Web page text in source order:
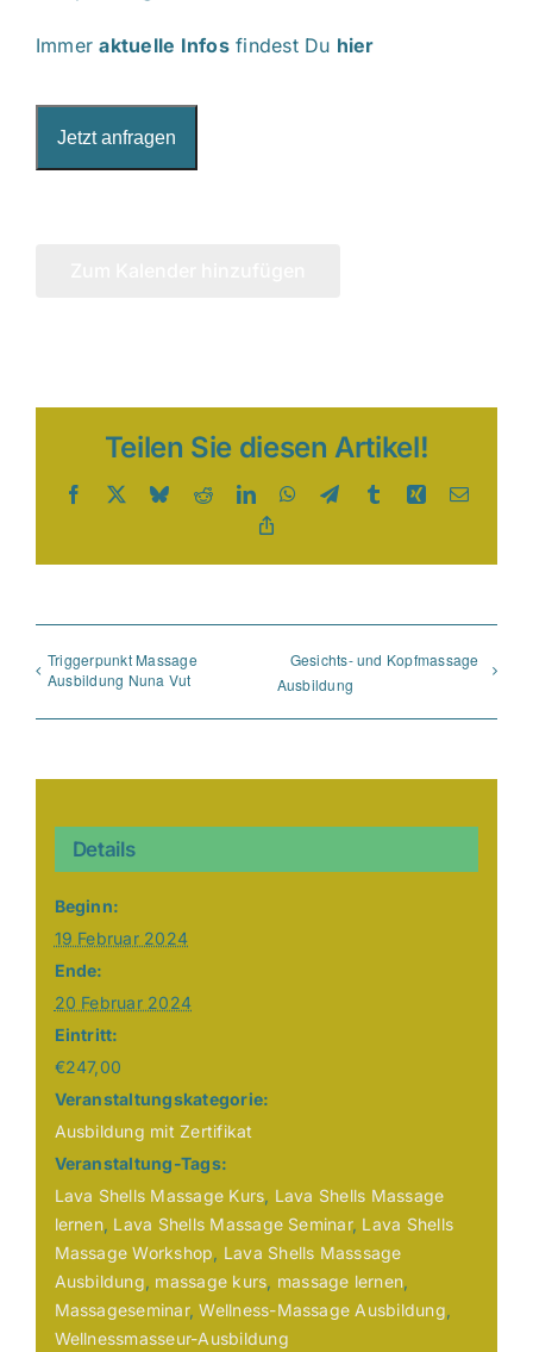
Immeraktuelle Infosfindest Du hier
Jetzt anfragen
Teilen Sie diesen Artikel!
Facebook BlueskyRedditLinkedInWhatsApp
TelegramTumblrXing E-
Triggerpunkt Massage
Ausbildung Nuna Vut
Gesichts- und Kopfmassage
Ausbildung
Details
Beginn:
19 Februar 2024
Ende:
20 Februar 2024
Eintritt:
€247,00
Veranstaltungskategorie:
Ausbildung mit Zertifikat
Veranstaltung-Tags:
Lava Shells Massage Kurs, Lava Shells Massage
lernen, Lava Shells Massage Seminar, Lava Shells
Massage Workshop, Lava Shells Masssage
Ausbildung, massage kurs, massage lernen,
Massageseminar,Wellness-Massage Ausbildung,
Wellnessmasseur-Ausbildung